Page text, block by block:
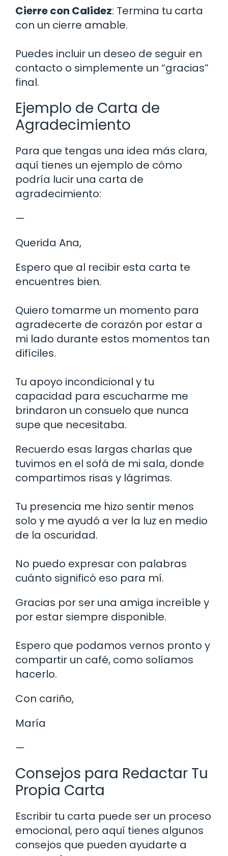
Cierre con Calidez: Termina tu carta
con un cierre amable.
Puedes incluir un deseo de seguir en
contacto o simplemente un “gracias”
final.
Ejemplo de Carta de
Agradecimiento
Para que tengas una idea más clara,
aquí tienes un ejemplo de cómo
podría lucir una carta de
agradecimiento:
—
Querida Ana,
Espero que al recibir esta carta te
encuentres bien.
Quiero tomarme un momento para
agradecerte de corazón por estar a
mi lado durante estos momentos tan
difíciles.
Tu apoyo incondicional y tu
capacidad para escucharme me
brindaron un consuelo que nunca
supe que necesitaba.
Recuerdo esas largas charlas que
tuvimos en el sofá de mi sala, donde
compartimos risas y lágrimas.
Tu presencia me hizo sentir menos
solo y me ayudó a ver la luz en medio
de la oscuridad.
No puedo expresar con palabras
cuánto significó eso para mí.
Gracias por ser una amiga increíble y
por estar siempre disponible.
Espero que podamos vernos pronto y
compartir un café, como solíamos
hacerlo.
Con cariño,
María
—
Consejos para Redactar Tu
Propia Carta
Escribir tu carta puede ser un proceso
emocional, pero aquí tienes algunos
consejos que pueden ayudarte a